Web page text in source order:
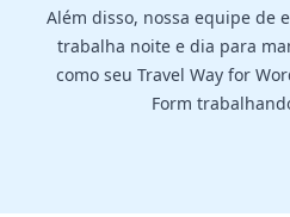
Além disso, nossa equipe de
trabalha noite e dia para
como seu Travel Way for
Form